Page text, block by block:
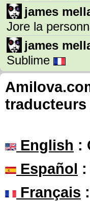
james
Jore la
james
Sublime
English :
Español :
Français